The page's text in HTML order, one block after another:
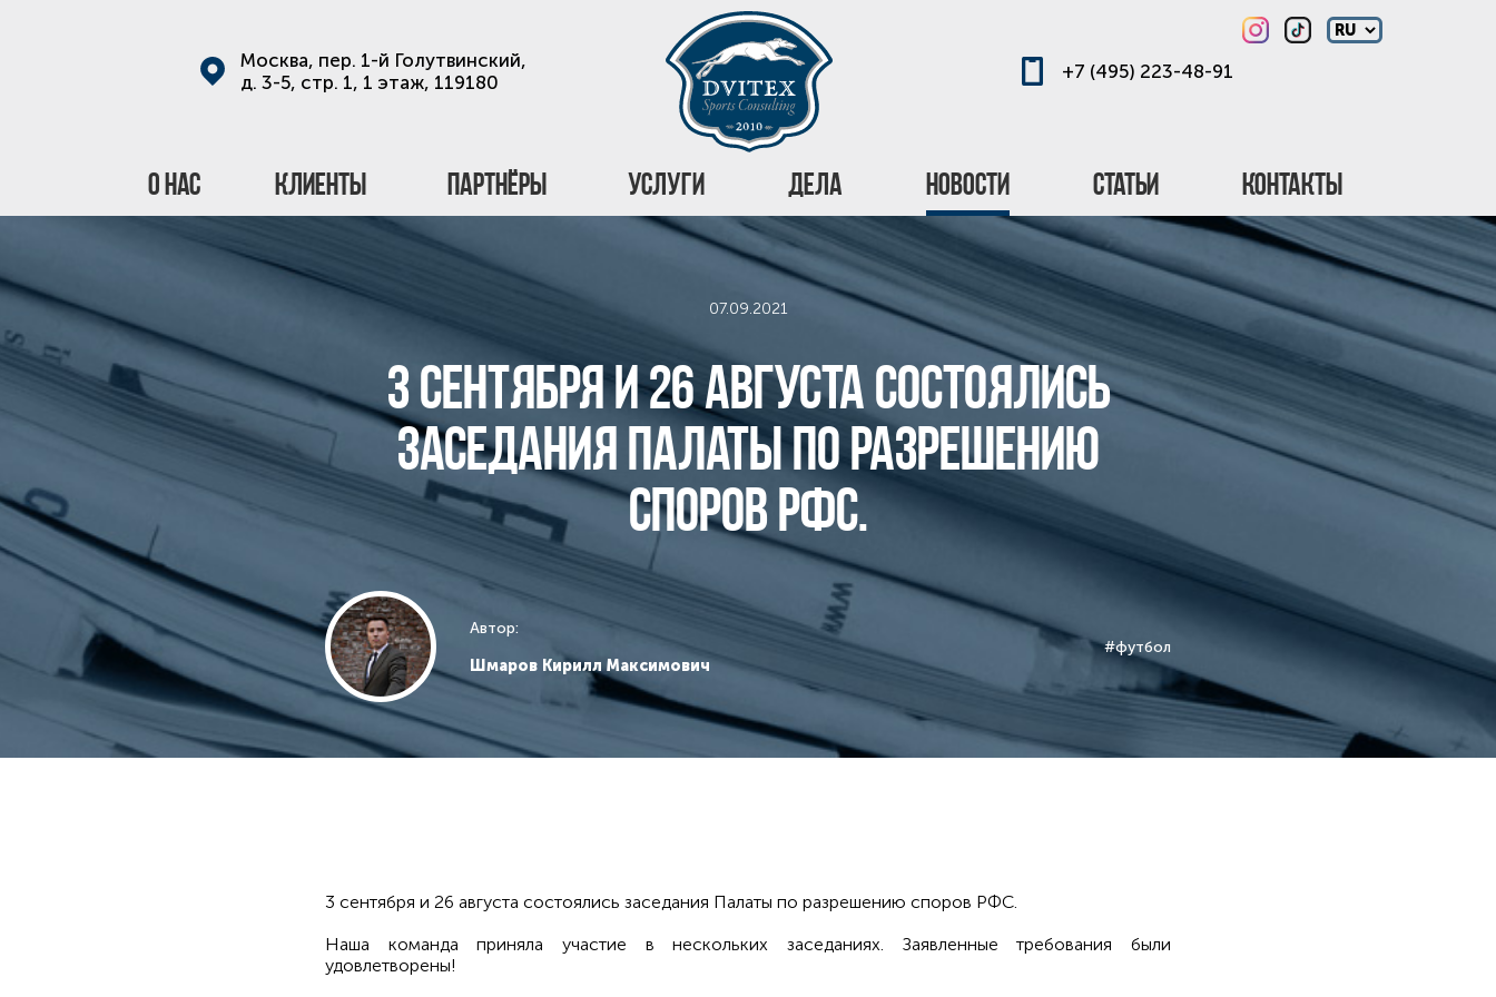
Москва, пер. 1-й Голутвинский,
д. 3-5, стр. 1, 1 этаж, 119180
+7 (495) 223-48-91
О нас Клиенты Партнёры Услуги Дела Новости Статьи Контакты
07.09.2021
3 сентября и 26 августа состоялись
заседания Палаты по разрешению
споров РФС.
Автор:
Шмаров Кирилл Максимович
#футбол
3 сентября и 26 августа состоялись заседания Палаты по разрешению споров РФС.
Наша команда приняла участие в нескольких заседаниях. Заявленные требования были
удовлетворены!